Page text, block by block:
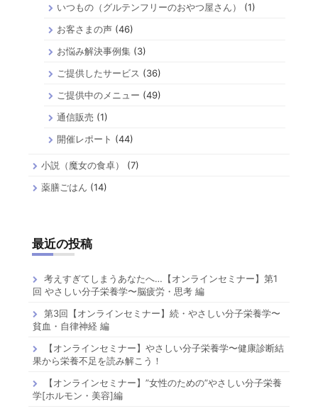
いつもの（グルテンフリーのおやつ屋さん）
(1)
お客さまの声 (46)
お悩み解決事例集 (3)
ご提供したサービス (36)
ご提供中のメニュー (49)
通信販売 (1)
開催レポート (44)
小説（魔女の食卓）
(7)
薬膳ごはん (14)
最近の投稿
考えすぎてしまうあなたへ…【オンラインセミナー】第1
回 やさしい分子栄養学〜脳疲労・思考 編
第3回【オンラインセミナー】続・やさしい分子栄養学〜
貧血・自律神経 編
【オンラインセミナー】やさしい分子栄養学〜健康診断結
果から栄養不足を読み解こう！
【オンラインセミナー】”女性のための”やさしい分子栄養
学[ホルモン・美容]編